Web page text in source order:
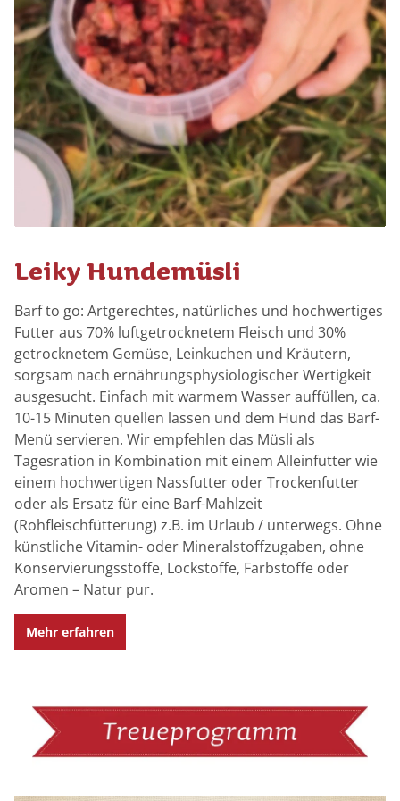
Leiky Hundemüsli
Barf to go: Artgerechtes, natürliches und hochwertiges
Futter aus 70% luftgetrocknetem Fleisch und 30%
getrocknetem Gemüse, Leinkuchen und Kräutern,
sorgsam nach ernährungsphysiologischer Wertigkeit
ausgesucht. Einfach mit warmem Wasser auffüllen, ca.
10-15 Minuten quellen lassen und dem Hund das Barf-
Menü servieren. Wir empfehlen das Müsli als
Tagesration in Kombination mit einem Alleinfutter wie
einem hochwertigen Nassfutter oder Trockenfutter
oder als Ersatz für eine Barf-Mahlzeit
(Rohfleischfütterung) z.B. im Urlaub / unterwegs. Ohne
künstliche Vitamin- oder Mineralstoffzugaben, ohne
Konservierungsstoffe, Lockstoffe, Farbstoffe oder
Aromen – Natur pur.
Mehr erfahren